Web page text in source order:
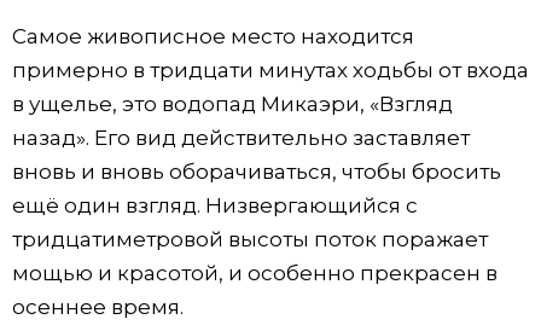
Самое живописное место находится
примерно в тридцати минутах ходьбы от входа
в ущелье, это водопад Микаэри, «Взгляд
назад». Его вид действительно заставляет
вновь и вновь оборачиваться, чтобы бросить
ещё один взгляд. Низвергающийся с
тридцатиметровой высоты поток поражает
мощью и красотой, и особенно прекрасен в
осеннее время.